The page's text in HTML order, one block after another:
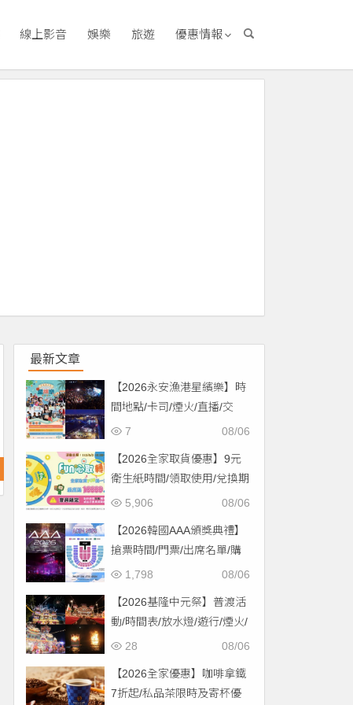
線上影音 娛樂 旅遊 優惠情報
最新文章
【2026永安漁港星繽樂】時
間地點/卡司/煙火/直播/交
通，免費入場！
08/06
7
【2026全家取貨優惠】9元
衛生紙時間/領取使用/兌換期
限一次看！
08/06
5,906
【2026韓國AAA頒獎典禮】
搶票時間/門票/出席名單/購
票一次看！
08/06
1,798
【2026基隆中元祭】普渡活
動/時間表/放水燈/遊行/煙火/
交通一次看！
08/06
28
【2026全家優惠】咖啡拿鐵
7折起/私品茶限時及寄杯優